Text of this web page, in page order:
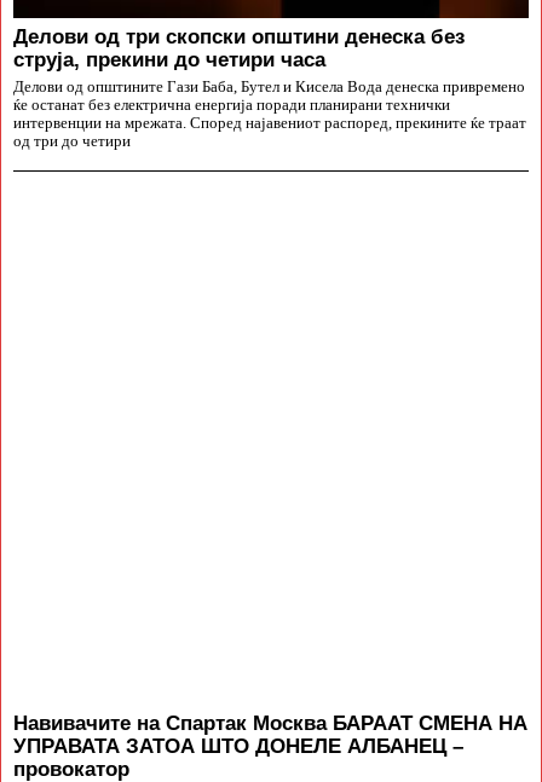
Делови од три скопски општини денеска без
струја, прекини до четири часа
Делови од општините Гази Баба, Бутел и Кисела Вода денеска привремено
ќе останат без електрична енергија поради планирани технички
интервенции на мрежата. Според најавениот распоред, прекините ќе траат
од три до четири
Навивачите на Спартак Москва БАРААТ СМЕНА НА
УПРАВАТА ЗАТОА ШТО ДОНЕЛЕ АЛБАНЕЦ –
провокатор